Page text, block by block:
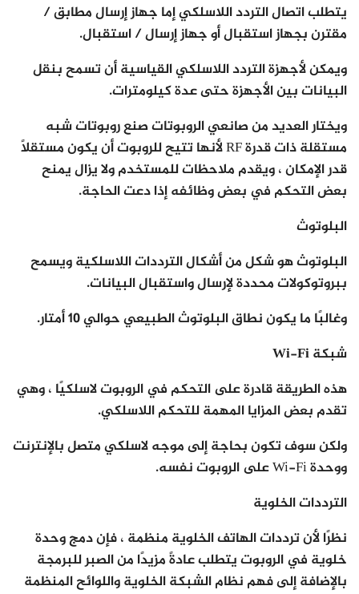
يتطلب اتصال التردد اللاسلكي إما جهاز إرسال مطابق /
مقترن بجهاز استقبال أو جهاز إرسال / استقبال.
ويمكن لأجهزة التردد اللاسلكي القياسية أن تسمح بنقل
البيانات بين الأجهزة حتى عدة كيلومترات.
ويختار العديد من صانعي الروبوتات صنع روبوتات شبه
مستقلة ذات قدرة RF لأنها تتيح للروبوت أن يكون مستقلاً
قدر الإمكان ، ويقدم ملاحظات للمستخدم ولا يزال يمنح
بعض التحكم في بعض وظائفه إذا دعت الحاجة.
البلوتوث
البلوتوث هو شكل من أشكال الترددات اللاسلكية ويسمح
ببروتوكولات محددة لإرسال واستقبال البيانات.
وغالبًا ما يكون نطاق البلوتوث الطبيعي حوالي 10 أمتار.
شبكة Wi-Fi
هذه الطريقة قادرة على التحكم في الروبوت لاسلكيًا ، وهي
تقدم بعض المزايا المهمة للتحكم اللاسلكي.
ولكن سوف تكون بحاجة إلى موجه لاسلكي متصل بالإنترنت
ووحدة Wi-Fi على الروبوت نفسه.
الترددات الخلوية
نظرًا لأن ترددات الهاتف الخلوية منظمة ، فإن دمج وحدة
خلوية في الروبوت يتطلب عادةً مزيدًا من الصبر للبرمجة
بالإضافة إلى فهم نظام الشبكة الخلوية واللوائح المنظمة